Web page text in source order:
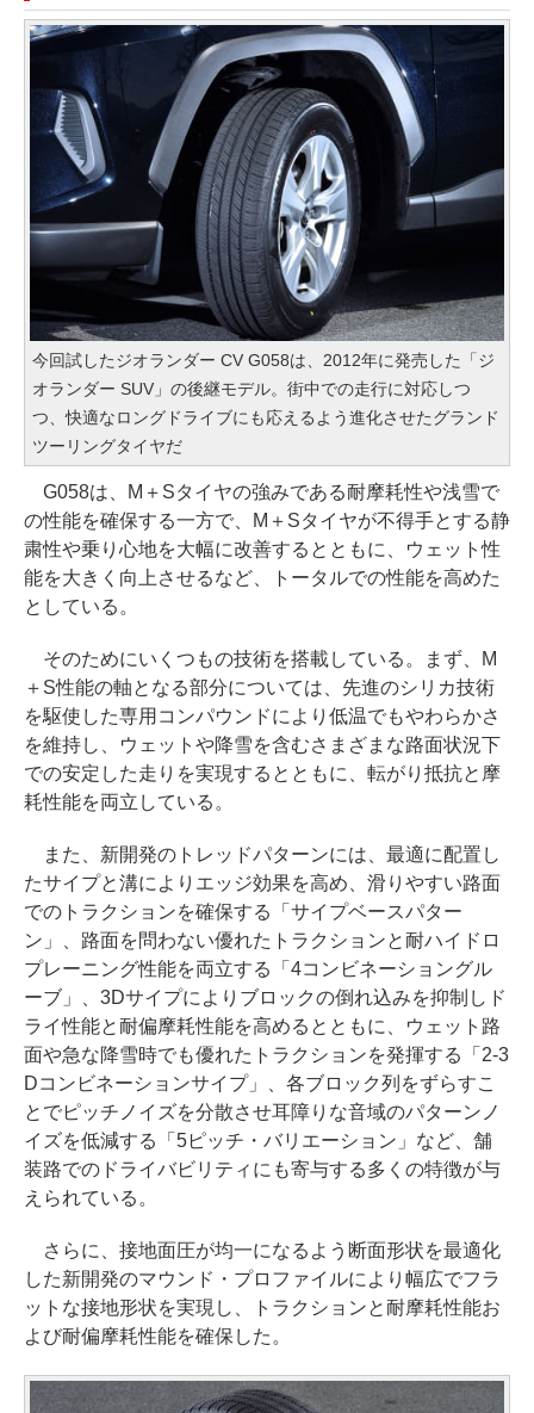
今回試したジオランダー CV G058は、2012年に発売した「ジ
オランダー SUV」の後継モデル。街中での走行に対応しつ
つ、快適なロングドライブにも応えるよう進化させたグランド
ツーリングタイヤだ
G058は、M＋Sタイヤの強みである耐摩耗性や浅雪で
の性能を確保する一方で、M＋Sタイヤが不得手とする静
粛性や乗り心地を大幅に改善するとともに、ウェット性
能を大きく向上させるなど、トータルでの性能を高めた
としている。
そのためにいくつもの技術を搭載している。まず、M
＋S性能の軸となる部分については、先進のシリカ技術
を駆使した専用コンパウンドにより低温でもやわらかさ
を維持し、ウェットや降雪を含むさまざまな路面状況下
での安定した走りを実現するとともに、転がり抵抗と摩
耗性能を両立している。
また、新開発のトレッドパターンには、最適に配置し
たサイプと溝によりエッジ効果を高め、滑りやすい路面
でのトラクションを確保する「サイプベースパター
ン」、路面を問わない優れたトラクションと耐ハイドロ
プレーニング性能を両立する「4コンビネーショングル
ーブ」、3Dサイプによりブロックの倒れ込みを抑制しド
ライ性能と耐偏摩耗性能を高めるとともに、ウェット路
面や急な降雪時でも優れたトラクションを発揮する「2-3
Dコンビネーションサイプ」、各ブロック列をずらすこ
とでピッチノイズを分散させ耳障りな音域のパターンノ
イズを低減する「5ピッチ・バリエーション」など、舗
装路でのドライバビリティにも寄与する多くの特徴が与
えられている。
さらに、接地面圧が均一になるよう断面形状を最適化
した新開発のマウンド・プロファイルにより幅広でフラ
ットな接地形状を実現し、トラクションと耐摩耗性能お
よび耐偏摩耗性能を確保した。